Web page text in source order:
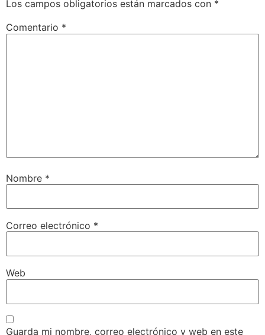
Los campos obligatorios están marcados con *
Comentario *
Nombre *
Correo electrónico *
Web
Guarda mi nombre, correo electrónico y web en este